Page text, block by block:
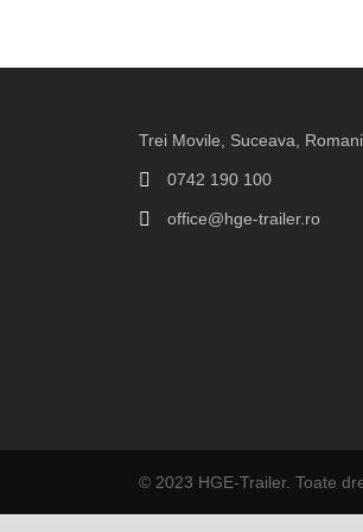
Trei Movile, Suceava,
0742 190 100
office@hge-trailer.ro
© 2023 HGE-Trailer. Toate